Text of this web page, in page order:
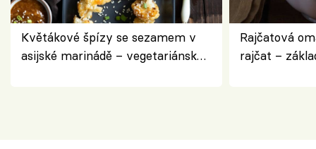
Květákové špízy se sezamem v
asijské marinádě – vegetariánská
Rajčatová
rajčat –